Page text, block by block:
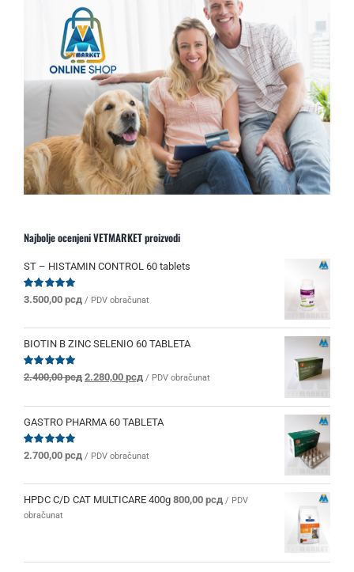
Najbolje ocenjeni VETMARKET proizvodi
ST – HISTAMIN CONTROL 60 tablets
Ocenjeno
od 5
3.500,00 рсд / PDV obračunat
BIOTIN B ZINC SELENIO 60 TABLETA
Ocenjeno
od 5
2.400,00рсд Originalna
je
bila:
2.280,00 рсдTrenutna
je:
2.280,00 рсд.
/ PDV obračunat
GASTRO PHARMA 60 TABLETA
Ocenjeno
od 5
2.700,00 рсд / PDV obračunat
HPDC C/D CAT MULTICARE 400g 800,00 рсд / PDV
obračunat